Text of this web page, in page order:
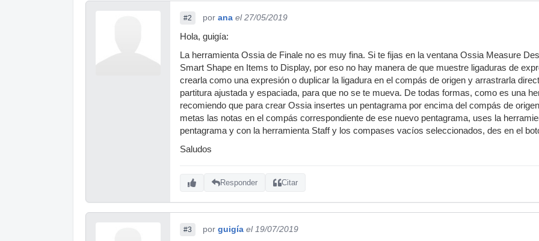
#2 por ana el 27/05/2019
Hola, guigía:
La herramienta Ossia de Finale no es muy fina. Si te fijas en la ventana Ossia Measure
Smart Shape en Items to Display, por eso no hay manera de que muestre ligaduras de
crearla como una expresión o duplicar la ligadura en el compás de origen y arrastrarla
partitura ajustada y espaciada, para que no se te mueva. De todas formas, como es una
recomiendo que para crear Ossia insertes un pentagrama por encima del compás de
metas las notas en el compás correspondiente de ese nuevo pentagrama, uses la
pentagrama y con la herramienta Staff y los compases vacíos seleccionados, des en el
Saludos
Responder Citar
#3 por guigía el 19/07/2019